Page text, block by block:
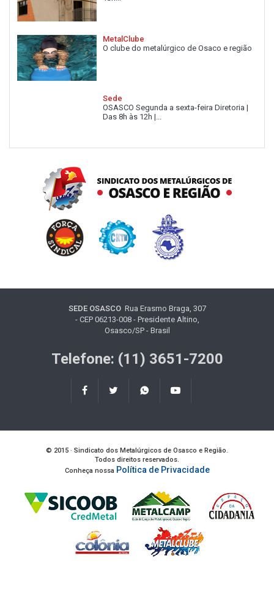
MetalClube
O clube do metalúrgico de Osaco e região
Sede
OSASCO Segunda a sexta-feira Diretoria |
Das 8h às 12h |...
SEDE OSASCORua Erasmo Braga, 307
- CEP 06213-008 - Presidente Altino,
Osasco/SP - Brasil
Telefone: (11) 3651-7200
© 2015 · Sindicato dos Metalúrgicos de Osasco e Região.
Todos direitos reservados.
Conheça nossa Política de Privacidade